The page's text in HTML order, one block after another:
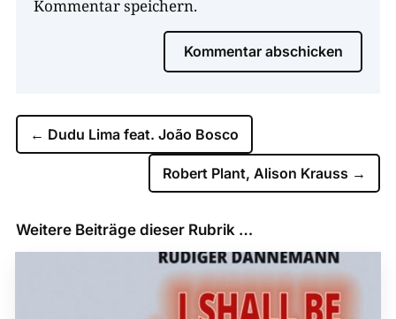
Kommentar speichern.
Kommentar abschicken
← Dudu Lima feat. João Bosco
Robert Plant, Alison Krauss →
Weitere Beiträge dieser Rubrik …